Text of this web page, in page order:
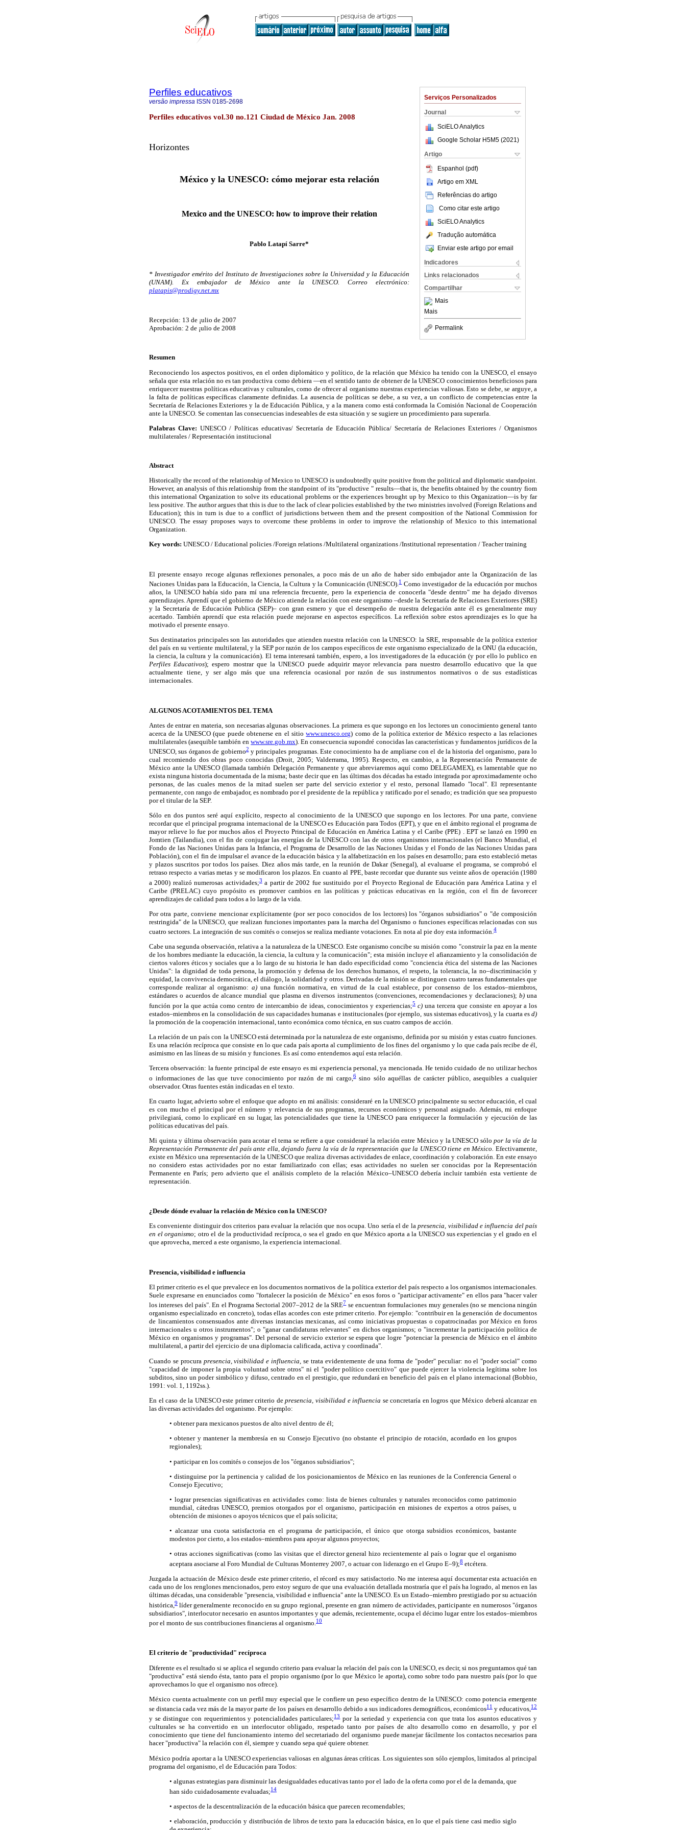
Serviços Personalizados
Journal
SciELO Analytics
Google Scholar H5M5 (2021 )
Artigo
Espanhol (pdf)
Artigo em XML
Referências do artigo
Como citar este artigo
SciELO Analytics
Tradução automática
Enviar este artigo por email
Indicadores
Links relacionados
Compartilhar
Mais
Mais
Permalink
Perfiles educativos
versão impressa ISSN 0185-2698
Perfiles educativos vol.30 no.121 Ciudad de México Jan. 2008
Horizontes
México y la UNESCO: cómo mejorar esta relación
Mexico and the UNESCO: how to improve their relation
Pablo Latapí Sarre*
* Investigador emérito del Instituto de Investigaciones sobre la Universidad y la Educación
(UNAM). Ex embajador de México ante la UNESCO. Correo electrónico:
platapis@prodigy.net.mx
Recepción: 13 de ¡ulio de 2007
Aprobación: 2 de ¡ulio de 2008
Resumen
Reconociendo los aspectos positivos, en el orden diplomático y político, de la relación que México ha tenido con la UNESCO, el ensayo
señala que esta relación no es tan productiva como debiera —en el sentido tanto de obtener de la UNESCO conocimientos beneficiosos para
enriquecer nuestras políticas educativas y culturales, como de ofrecer al organismo nuestras experiencias valiosas. Esto se debe, se arguye, a
la falta de políticas específicas claramente definidas. La ausencia de políticas se debe, a su vez, a un conflicto de competencias entre la
Secretaría de Relaciones Exteriores y la de Educación Pública, y a la manera como está conformada la Comisión Nacional de Cooperación
ante la UNESCO. Se comentan las consecuencias indeseables de esta situación y se sugiere un procedimiento para superarla.
Palabras Clave: UNESCO / Políticas educativas/ Secretaría de Educación Pública/ Secretaría de Relaciones Exteriores / Organismos
multilaterales / Representación institucional
Abstract
Historically the record of the relationship of Mexico to UNESCO is undoubtedly quite positive from the political and diplomatic standpoint.
However, an analysis of this relationship from the standpoint of its "productive " results—that is, the benefits obtained by the country fiom
this international Organization to solve its educational problems or the experiences brought up by Mexico to this Organization—is by far
less positive. The author argues that this is due to the lack of clear policies established by the two ministries involved (Foreign Relations and
Education); this in turn is due to a conflict of jurisdictions between them and the present composition of the National Commission for
UNESCO. The essay proposes ways to overcome these problems in order to improve the relationship of Mexico to this international
Organization.
Key words: UNESCO / Educational policies /Foreign relations /Multilateral organizations /Institutional representation / Teacher training
El presente ensayo recoge algunas reflexiones personales, a poco más de un año de haber sido embajador ante la Organización de las
Naciones Unidas para la Educación, la Ciencia, la Cultura y la Comunicación (UNESCO).1Como investigador de la educación por muchos
años, la UNESCO había sido para mí una referencia frecuente, pero la experiencia de conocerla "desde dentro" me ha dejado diversos
aprendizajes. Aprendí que el gobierno de México atiende la relación con este organismo –desde la Secretaría de Relaciones Exteriores (SRE)
y la Secretaría de Educación Publica (SEP)– con gran esmero y que el desempeño de nuestra delegación ante él es generalmente muy
acertado. También aprendí que esta relación puede mejorarse en aspectos específicos. La reflexión sobre estos aprendizajes es lo que ha
motivado el presente ensayo.
Sus destinatarios principales son las autoridades que atienden nuestra relación con la UNESCO: la SRE, responsable de la política exterior
del país en su vertiente multilateral, y la SEP por razón de los campos específicos de este organismo especializado de la ONU (la educación,
la ciencia, la cultura y la comunicación). El tema interesará también, espero, a los investigadores de la educación (y por ello lo publico en
Perfiles Educativos); espero mostrar que la UNESCO puede adquirir mayor relevancia para nuestro desarrollo educativo que la que
actualmente tiene, y ser algo más que una referencia ocasional por razón de sus instrumentos normativos o de sus estadísticas
internacionales.
ALGUNOS ACOTAMIENTOS DEL TEMA
Antes de entrar en materia, son necesarias algunas observaciones. La primera es que supongo en los lectores un conocimiento general tanto
acerca de la UNESCO (que puede obtenerse en el sitiowww.unesco.org) como de la política exterior de México respecto a las relaciones
multilaterales (asequible también enwww.sre.gob.mx). En consecuencia supondré conocidas las características y fundamentos jurídicos de la
UNESCO, sus órganos de gobierno2y principales programas. Este conocimiento ha de ampliarse con el de la historia del organismo, para lo
cual recomiendo dos obras poco conocidas (Droit, 2005; Valderrama, 1995). Respecto, en cambio, a la Representación Permanente de
México ante la UNESCO (llamada también Delegación Permanente y que abreviaremos aquí como DELEGAMEX), es lamentable que no
exista ninguna historia documentada de la misma; baste decir que en las últimas dos décadas ha estado integrada por aproximadamente ocho
personas, de las cuales menos de la mitad suelen ser parte del servicio exterior y el resto, personal llamado "local". El representante
permanente, con rango de embajador, es nombrado por el presidente de la república y ratificado por el senado; es tradición que sea propuesto
por el titular de la SEP.
Sólo en dos puntos seré aquí explícito, respecto al conocimiento de la UNESCO que supongo en los lectores. Por una parte, conviene
recordar que el principal programa internacional de la UNESCO es Educación para Todos (EPT), y que en el ámbito regional el programa de
mayor relieve lo fue por muchos años el Proyecto Principal de Educación en América Latina y el Caribe (PPE) . EPT se lanzó en 1990 en
Jomtien (Tailandia), con el fin de conjugar las energías de la UNESCO con las de otros organismos internacionales (el Banco Mundial, el
Fondo de las Naciones Unidas para la Infancia, el Programa de Desarrollo de las Naciones Unidas y el Fondo de las Naciones Unidas para
Población), con el fin de impulsar el avance de la educación básica y la alfabetización en los países en desarrollo; para esto estableció metas
y plazos suscritos por todos los países. Diez años más tarde, en la reunión de Dakar (Senegal), al evaluarse el programa, se comprobó el
retraso respecto a varias metas y se modificaron los plazos. En cuanto al PPE, baste recordar que durante sus veinte años de operación (1980
a 2000) realizó numerosas actividades;3a partir de 2002 fue sustituido por el Proyecto Regional de Educación para América Latina y el
Caribe (PRELAC) cuyo propósito es promover cambios en las políticas y prácticas educativas en la región, con el fin de favorecer
aprendizajes de calidad para todos a lo largo de la vida.
Por otra parte, conviene mencionar explícitamente (por ser poco conocidos de los lectores) los "órganos subsidiarios" o "de composición
restringida" de la UNESCO, que realizan funciones importantes para la marcha del Organismo o funciones específicas relacionadas con sus
cuatro sectores. La integración de sus comités o consejos se realiza mediante votaciones. En nota al pie doy esta información.4
Cabe una segunda observación, relativa a la naturaleza de la UNESCO. Este organismo concibe su misión como "construir la paz en la mente
de los hombres mediante la educación, la ciencia, la cultura y la comunicación"; esta misión incluye el afianzamiento y la consolidación de
ciertos valores éticos y sociales que a lo largo de su historia le han dado especificidad como "conciencia ética del sistema de las Naciones
Unidas": la dignidad de toda persona, la promoción y defensa de los derechos humanos, el respeto, la tolerancia, la no–discriminación y
equidad, la convivencia democrática, el diálogo, la solidaridad y otros. Derivadas de la misión se distinguen cuatro tareas fundamentales que
corresponde realizar al organismo: a) una función normativa, en virtud de la cual establece, por consenso de los estados–miembros,
estándares o acuerdos de alcance mundial que plasma en diversos instrumentos (convenciones, recomendaciones y declaraciones); b) una
función por la que actúa como centro de intercambio de ideas, conocimientos y experiencias;5 c) una tercera que consiste en apoyar a los
estados–miembros en la consolidación de sus capacidades humanas e institucionales (por ejemplo, sus sistemas educativos), y la cuarta es d)
la promoción de la cooperación internacional, tanto económica como técnica, en sus cuatro campos de acción.
La relación de un país con la UNESCO está determinada por la naturaleza de este organismo, definida por su misión y estas cuatro funciones.
Es una relación recíproca que consiste en lo que cada país aporta al cumplimiento de los fines del organismo y lo que cada país recibe de él,
asimismo en las líneas de su misión y funciones. Es así como entendemos aquí esta relación.
Tercera observación: la fuente principal de este ensayo es mi experiencia personal, ya mencionada. He tenido cuidado de no utilizar hechos
o informaciones de las que tuve conocimiento por razón de mi cargo,6 sino sólo aquéllas de carácter público, asequibles a cualquier
observador. Otras fuentes están indicadas en el texto.
En cuarto lugar, advierto sobre el enfoque que adopto en mi análisis: consideraré en la UNESCO principalmente su sector educación, el cual
es con mucho el principal por el número y relevancia de sus programas, recursos económicos y personal asignado. Además, mi enfoque
privilegiará, como lo explicaré en su lugar, las potencialidades que tiene la UNESCO para enriquecer la formulación y ejecución de las
políticas educativas del país.
Mi quinta y última observación para acotar el tema se refiere a que consideraré la relación entre México y la UNESCO sólo por la vía de la
Representación Permanente del país ante ella, dejando fuera la vía de la representación que la UNESCO tiene en México. Efectivamente,
existe en México una representación de la UNESCO que realiza diversas actividades de enlace, coordinación y colaboración. En este ensayo
no considero estas actividades por no estar familiarizado con ellas; esas actividades no suelen ser conocidas por la Representación
Permanente en París; pero advierto que el análisis completo de la relación México–UNESCO debería incluir también esta vertiente de
representación.
¿Desde dónde evaluar la relación de México con la UNESCO?
Es conveniente distinguir dos criterios para evaluar la relación que nos ocupa. Uno sería el de lapresencia, visibilidad e influencia del país
en el organismo; otro el de la productividad recíproca, o sea el grado en que México aporta a la UNESCO sus experiencias y el grado en el
que aprovecha, merced a este organismo, la experiencia internacional.
Presencia, visibilidad e influencia
El primer criterio es el que prevalece en los documentos normativos de la política exterior del país respecto a los organismos internacionales.
Suele expresarse en enunciados como "fortalecer la posición de México" en esos foros o "participar activamente" en ellos para "hacer valer
los intereses del país". En el Programa Sectorial 2007–2012 de la SRE7se encuentran formulaciones muy generales (no se menciona ningún
organismo especializado en concreto), todas ellas acordes con este primer criterio. Por ejemplo: "contribuir en la generación de documentos
de lincamientos consensuados ante diversas instancias mexicanas, así como iniciativas propuestas o copatrocinadas por México en foros
internacionales u otros instrumentos"; o "ganar candidaturas relevantes" en dichos organismos; o "incrementar la participación política de
México en organismos y programas". Del personal de servicio exterior se espera que logre "potenciar la presencia de México en el ámbito
multilateral, a partir del ejercicio de una diplomacia calificada, activa y coordinada".
Cuando se procura presencia, visibilidad e influencia, se trata evidentemente de una forma de "poder" peculiar: no el "poder social" como
"capacidad de imponer la propia voluntad sobre otros" ni el "poder político coercitivo" que puede ejercer la violencia legítima sobre los
subditos, sino un poder simbólico y difuso, centrado en el prestigio, que redundará en beneficio del país en el plano internacional (Bobbio,
1991: vol. 1, 1192ss.).
En el caso de la UNESCO este primer criterio depresencia, visibilidad e influencia se concretaría en logros que México deberá alcanzar en
las diversas actividades del organismo. Por ejemplo:
• obtener para mexicanos puestos de alto nivel dentro de él;
• obtener y mantener la membresía en su Consejo Ejecutivo (no obstante el principio de rotación, acordado en los grupos
regionales);
• participar en los comités o consejos de los "órganos subsidiarios";
• distinguirse por la pertinencia y calidad de los posicionamientos de México en las reuniones de la Conferencia General o
Consejo Ejecutivo;
• lograr presencias significativas en actividades como: lista de bienes culturales y naturales reconocidos como patrimonio
mundial, cátedras UNESCO, premios otorgados por el organismo, participación en misiones de expertos a otros países, u
obtención de misiones o apoyos técnicos que el país solicita;
• alcanzar una cuota satisfactoria en el programa de participación, el único que otorga subsidios económicos, bastante
modestos por cierto, a los estados–miembros para apoyar algunos proyectos;
• otras acciones significativas (como las visitas que el director general hizo recientemente al país o lograr que el organismo
aceptara asociarse al Foro Mundial de Culturas Monterrey 2007, o actuar con liderazgo en el Grupo E–9);8 etcétera.
Juzgada la actuación de México desde este primer criterio, el récord es muy satisfactorio. No me interesa aquí documentar esta actuación en
cada uno de los renglones mencionados, pero estoy seguro de que una evaluación detallada mostraría que el país ha logrado, al menos en las
últimas décadas, una considerable "presencia, visibilidad e influencia" ante la UNESCO. Es un Estado–miembro prestigiado por su actuación
histórica, 9 líder generalmente reconocido en su grupo regional, presente en gran número de actividades, participante en numerosos "órganos
subsidiarios", interlocutor necesario en asuntos importantes y que además, recientemente, ocupa el décimo lugar entre los estados–miembros
por el monto de sus contribuciones financieras al organismo.10
El criterio de "productividad" recíproca
Diferente es el resultado si se aplica el segundo criterio para evaluar la relación del país con la UNESCO, es decir, si nos preguntamos qué tan
"productiva" está siendo ésta, tanto para el propio organismo (por lo que México le aporta), como sobre todo para nuestro país (por lo que
aprovechamos lo que el organismo nos ofrece).
México cuenta actualmente con un perfil muy especial que le confiere un peso específico dentro de la UNESCO: como potencia emergente
se distancia cada vez más de la mayor parte de los países en desarrollo debido a sus indicadores demográficos, económicos11y educativos,12
y se distingue con requerimientos y potencialidades particulares;13por la seriedad y experiencia con que trata los asuntos educativos y
culturales se ha convertido en un interlocutor obligado, respetado tanto por países de alto desarrollo como en desarrollo, y por el
conocimiento que tiene del funcionamiento interno del secretariado del organismo puede manejar fácilmente los contactos necesarios para
hacer "productiva" la relación con él, siempre y cuando sepa qué quiere obtener.
México podría aportar a la UNESCO experiencias valiosas en algunas áreas críticas. Los siguientes son sólo ejemplos, limitados al principal
programa del organismo, el de Educación para Todos:
• algunas estrategias para disminuir las desigualdades educativas tanto por el lado de la oferta como por el de la demanda, que
han sido cuidadosamente evaluadas;14
• aspectos de la descentralización de la educación básica que parecen recomendables;
• elaboración, producción y distribución de libros de texto para la educación básica, en lo que el país tiene casi medio siglo